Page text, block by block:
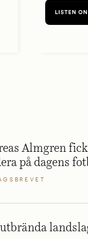
Almgren
på dagens
utbrända